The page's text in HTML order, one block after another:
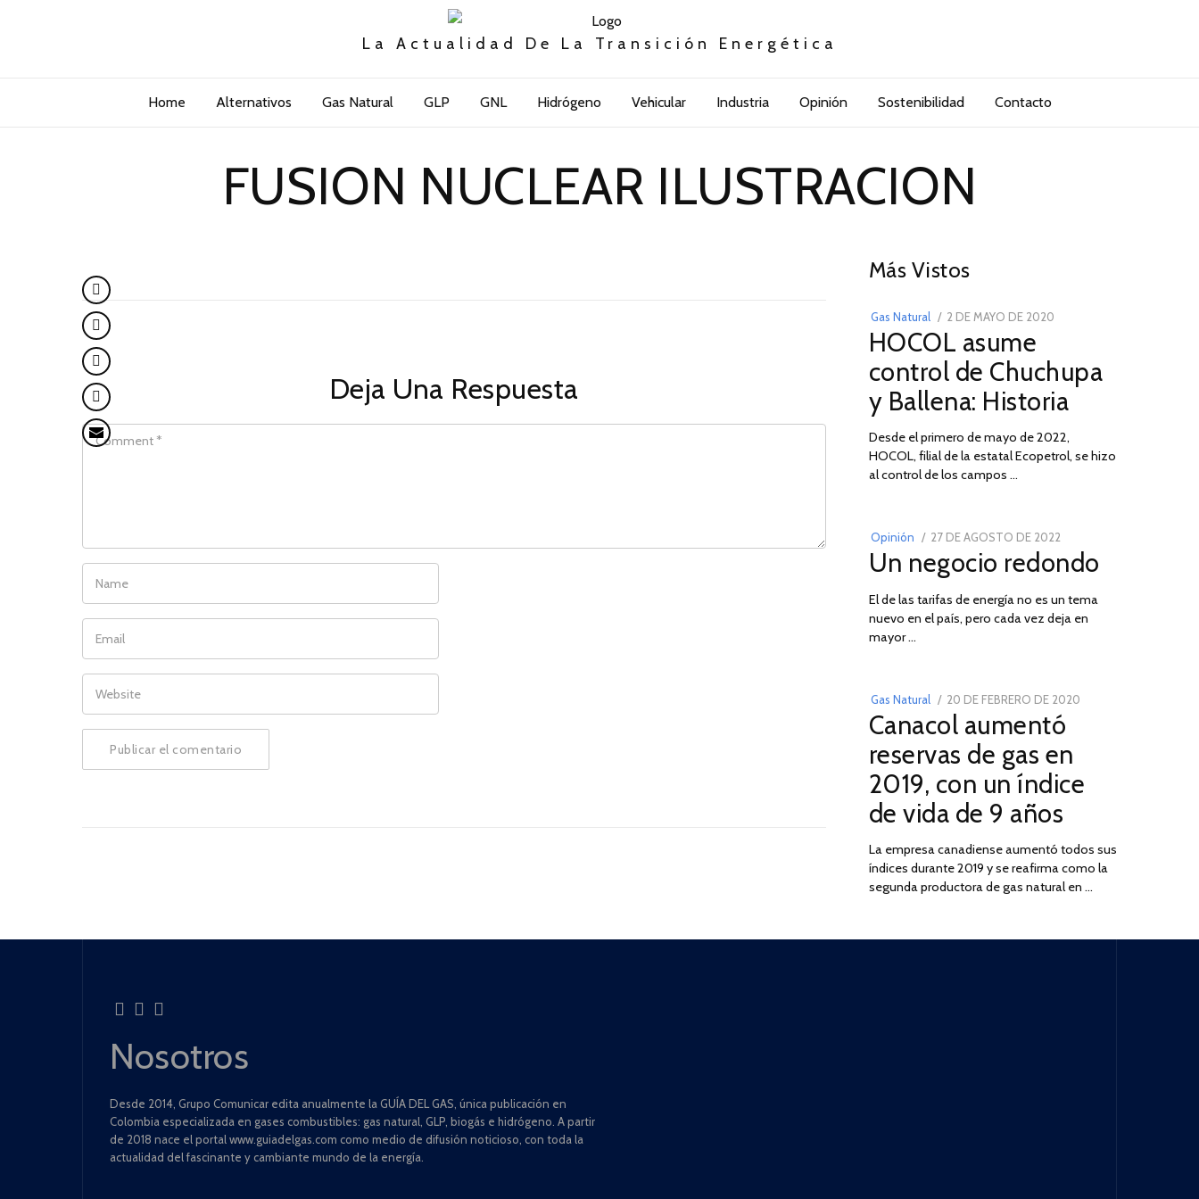
La Actualidad De La Transición Energética
Home Alternativos Gas Natural GLP GNL Hidrógeno Vehicular Industria Opinión Sostenibilidad Contacto
FUSION NUCLEAR ILUSTRACION
Deja Una Respuesta
COMMENT
NAME
EMAIL
WEBSITE
Más Vistos
Gas Natural
POSTED
ON
2 DE MAYO DE 2020
DE
2026
HOCOL asume
control de Chuchupa
y Ballena: Historia
Desde el primero de mayo de 2022,
HOCOL, filial de la estatal Ecopetrol, se hizo
al control de los campos …
Opinión
POSTED
ON
27 DE AGOSTO DE 202230
DE
DE
2022
Un negocio redondo
El de las tarifas de energía no es un tema
nuevo en el país, pero cada vez deja en
mayor …
03
Gas Natural
POSTED
ON
20 DE FEBRERO DE 2020
2025
Canacol aumentó
reservas de gas en
2019, con un índice
de vida de 9 años
La empresa canadiense aumentó todos sus
índices durante 2019 y se reafirma como la
segunda productora de gas natural en …
Nosotros
Desde 2014, Grupo Comunicar edita anualmente la GUÍA DEL GAS, única publicación en
Colombia especializada en gases combustibles: gas natural, GLP, biogás e hidrógeno. A partir
de 2018 nace el portal www.guiadelgas.com como medio de difusión noticioso, con toda la
actualidad del fascinante y cambiante mundo de la energía.